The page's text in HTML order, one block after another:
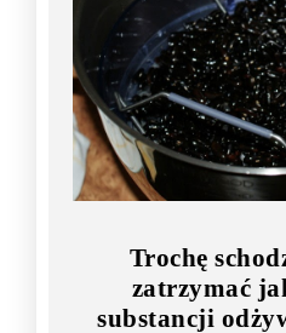
Trochę
zatrzymać
substancji